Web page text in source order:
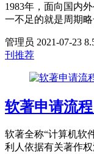
1983年，面向国内
一不足的就是周期
管理员 2021-07-23
刊推荐
软著申请流
软著全称“计算机软
利人依据有关著作